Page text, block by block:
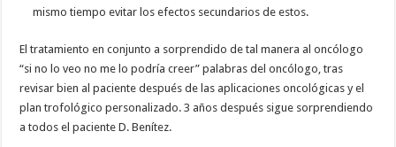
mismo tiempo evitar los efectos secundarios de estos.
El tratamiento en conjunto a sorprendido de tal manera al oncólogo
“si no lo veo no me lo podría creer” palabras del oncólogo, tras
revisar bien al paciente después de las aplicaciones oncológicas y el
plan trofológico personalizado. 3 años después sigue sorprendiendo
a todos el paciente D. Benítez.